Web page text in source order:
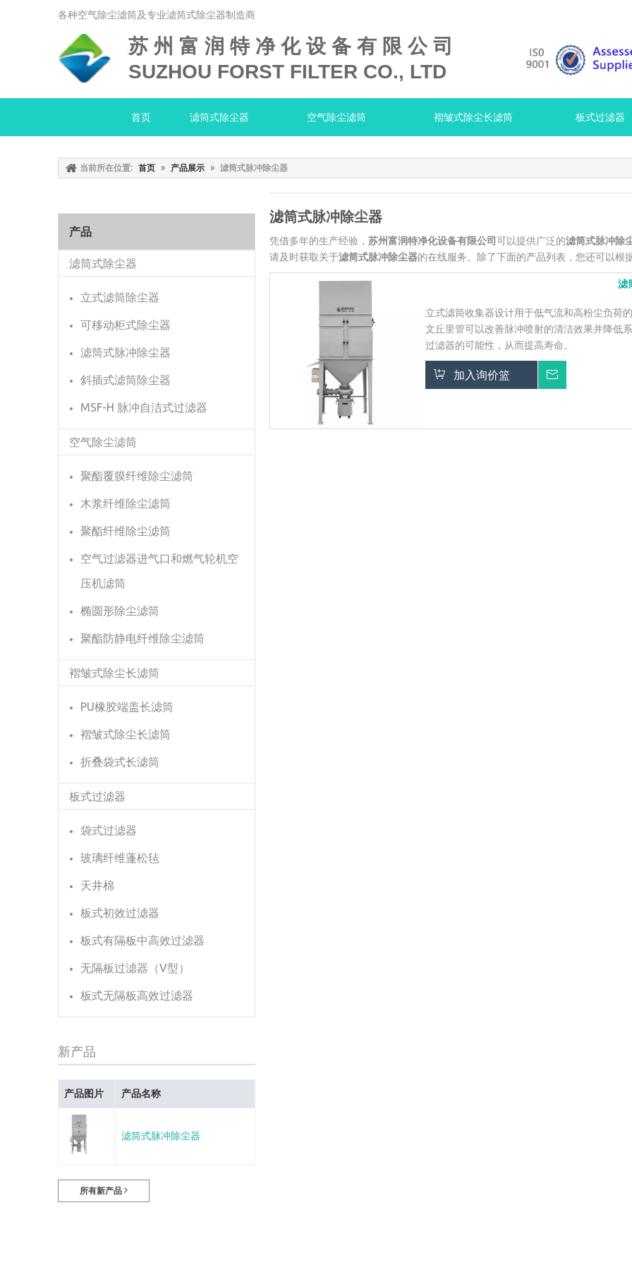
各种空气除尘滤筒及专业滤筒式除尘器制造商
苏 州 富 润 特 净 化 设 备 有 限 公 司
SUZHOU FORST FILTER CO., LTD
首页 滤筒式除尘器 空气除尘滤筒 褶皱式除尘长滤筒 板式过滤器
当前所在位置: 首页 » 产品展示 » 滤筒式脉冲除尘器
产品
滤筒式除尘器
立式滤筒除尘器
可移动柜式除尘器
滤筒式脉冲除尘器
斜插式滤筒除尘器
MSF-H 脉冲自洁式过滤器
空气除尘滤筒
聚酯覆膜纤维除尘滤筒
木浆纤维除尘滤筒
聚酯纤维除尘滤筒
空气过滤器进气口和燃气轮机空
压机滤筒
椭圆形除尘滤筒
聚酯防静电纤维除尘滤筒
褶皱式除尘长滤筒
PU橡胶端盖长滤筒
褶皱式除尘长滤筒
折叠袋式长滤筒
板式过滤器
袋式过滤器
玻璃纤维蓬松毡
天井棉
板式初效过滤器
板式有隔板中高效过滤器
无隔板过滤器（V型）
板式无隔板高效过滤器
新产品
产品图片 产品名称
滤筒式脉冲除尘器
所有新产品
滤筒式脉冲除尘器
凭借多年的生产经验， 苏州富润特净化设备有限公司可以提供广泛的滤筒式脉冲除
请及时获取关于滤筒式脉冲除尘器的在线服务。除了下面的产品列表，您还可以根
滤
立式滤筒收集器设计用于低气流和高粉尘负荷
文丘里管可以改善脉冲喷射的清洁效果并降低
过滤器的可能性，从而提高寿命。
加入询价篮